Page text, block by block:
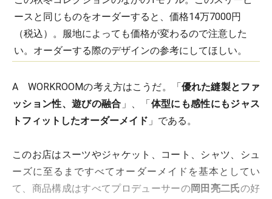
ースと同じものをオーダーすると、価格14万7000円
（税込）。服地によっても価格が変わるので注意した
い。オーダーする際のデザインの参考にしてほしい。
A WORKROOMの考え方はこうだ。「優れた縫製とファ
ッション性、遊びの融合 」、「体型にも感性にもジャス
トフィットしたオーダーメイド 」である。
このお店はスーツやジャケット、コート、シャツ、シュ
ーズに至るまですべてオーダーメイドを基本としてい
て、商品構成はすべてプロデューサーの岡田亮二氏の好